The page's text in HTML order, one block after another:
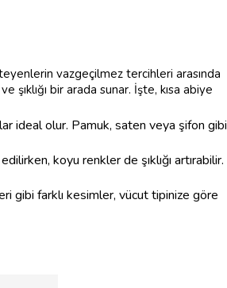
vazgeçilmez tercihleri arasında
şıklığı bir arada sunar. İşte, kısa abiye
ideal olur. Pamuk, saten veya şifon gibi
koyu renkler de şıklığı artırabilir.
gibi farklı kesimler, vücut tipinize göre